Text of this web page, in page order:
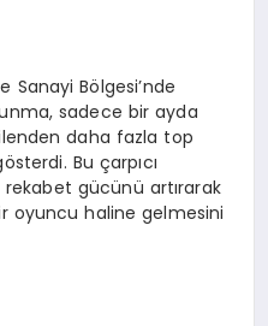
Sanayi Bölgesi’nde
sadece bir ayda
daha fazla top
Bu çarpıcı
gücünü artırarak
oyuncu haline gelmesini